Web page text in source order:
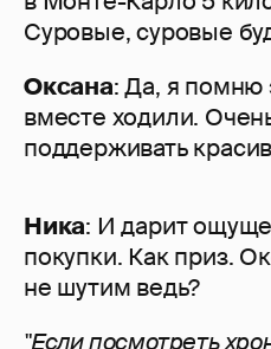
Суровые, суровые
Оксана: Да, я помню
вместе ходили.
поддерживать
Ника: И дарит
покупки. Как приз.
не шутим ведь?
"Если посмотреть